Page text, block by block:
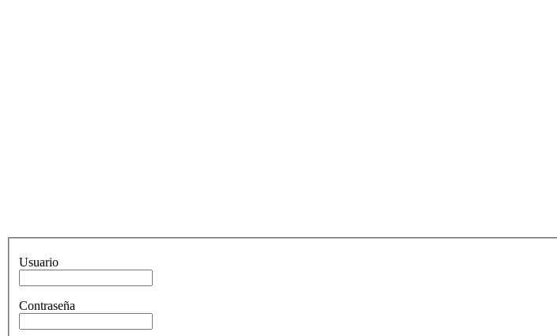
Usuario
Contraseña